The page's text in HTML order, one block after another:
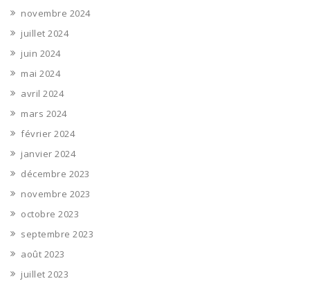
novembre 2024
juillet 2024
juin 2024
mai 2024
avril 2024
mars 2024
février 2024
janvier 2024
décembre 2023
novembre 2023
octobre 2023
septembre 2023
août 2023
juillet 2023